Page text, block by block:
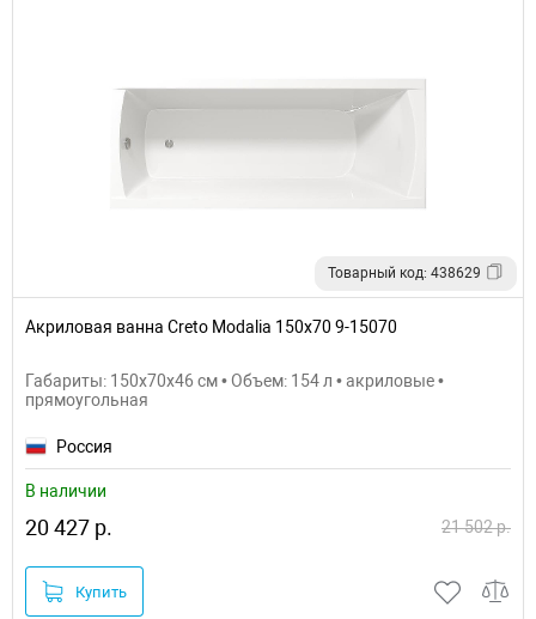
Товарный код: 438629
Акриловая ванна Creto Modalia 150х70 9-15070
Габариты: 150x70x46 см • Объем: 154 л • акриловые •
прямоугольная
Россия
В наличии
20 427 р. 21 502 р.
Купить